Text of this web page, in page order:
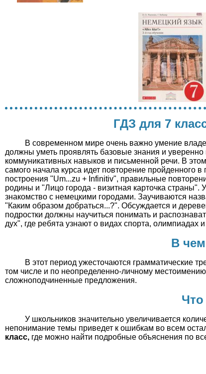
ГДЗ для 7
В современном мире очень важно умение
должны уметь проявлять базовые знания и
коммуникативных навыков и письменной речи. В
самого начала курса идет повторение пройденного
построения "Um...zu + Infinitiv", правильные
родины и "Лицо города - визитная карточка страны".
знакомство с немецкими городами. Заучиваются
"Каким образом добраться...?". Обсуждается и
подростки должны научиться понимать и
дух", где ребята узнают о видах спорта, олимпиадах и
В
В этот период ужесточаются грамматические
том числе и по неопределенно-личному
сложноподчиненные предложения.
У школьников значительно увеличивается
непонимание темы приведет к ошибкам во всем
класс, где можно найти подробные объяснения по